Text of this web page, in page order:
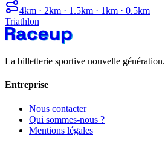
4km · 2km · 1.5km · 1km · 0.5km
Triathlon
La billetterie sportive nouvelle génération.
Entreprise
Nous contacter
Qui sommes-nous ?
Mentions légales